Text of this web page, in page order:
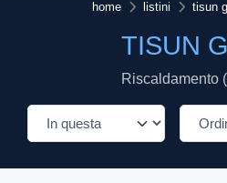
home listini tisun
TISUN
Riscaldamento